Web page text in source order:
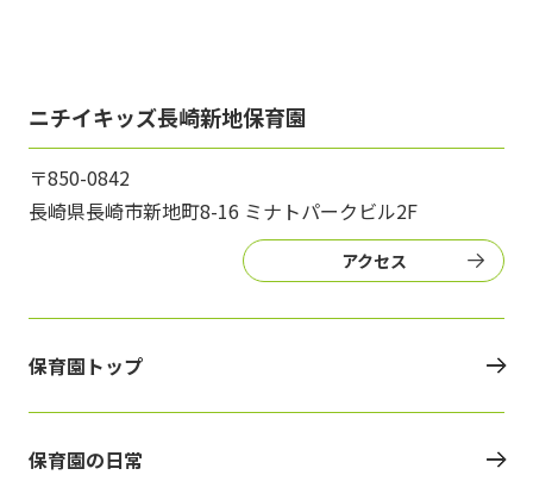
ニチイキッズ長崎新地保育園
〒850-0842
長崎県長崎市新地町8-16 ミナトパークビル2F
アクセス
保育園トップ
保育園の日常